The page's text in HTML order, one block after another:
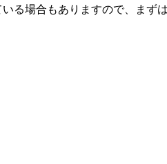
る場合もありますので、まず